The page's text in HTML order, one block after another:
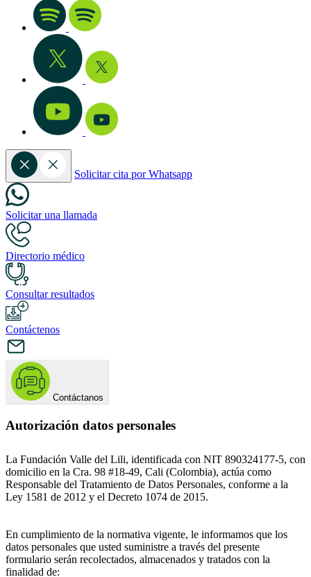
Solicitar cita por Whatsapp
Solicitar una llamada
Directorio médico
Consultar resultados
Contáctenos
Contáctanos
Autorización datos personales
La Fundación Valle del Lili, identificada con NIT 890324177-5, con
domicilio en la Cra. 98 #18-49, Cali (Colombia), actúa como
Responsable del Tratamiento de Datos Personales, conforme a la
Ley 1581 de 2012 y el Decreto 1074 de 2015.
En cumplimiento de la normativa vigente, le informamos que los
datos personales que usted suministre a través del presente
formulario serán recolectados, almacenados y tratados con la
finalidad de: